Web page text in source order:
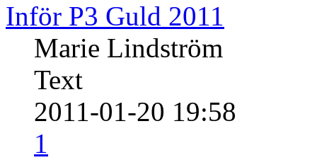
Inför P3 Guld 2011
Marie Lindström
Text
2011-01-20 19:58
1